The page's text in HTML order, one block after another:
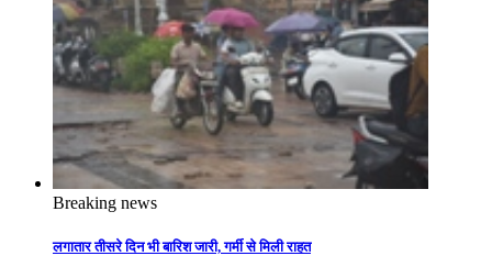
Breaking news
लगातार तीसरे दिन भी बारिश जारी, गर्मी से मिली राहत